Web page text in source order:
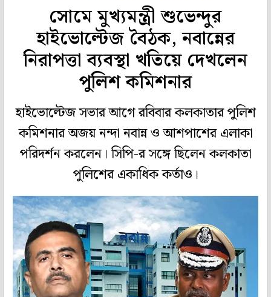
সোমে মুখ্যমন্ত্রী শুভেন্দুর
হাইভোল্টেজ বৈঠক, নবান্নের
নিরাপত্তা ব্যবস্থা খতিয়ে দেখলেন
পুলিশ কমিশনার
হাইভোল্টেজ সভার আগে রবিবার কলকাতার পুলিশ
কমিশনার অজয় নন্দা নবান্ন ও আশপাশের এলাকা
পরিদর্শন করলেন। সিপি-র সঙ্গে ছিলেন কলকাতা
পুলিশের একাধিক কর্তাও।